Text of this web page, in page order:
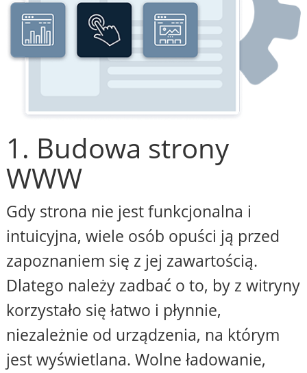
1. Budowa strony
WWW
Gdy strona nie jest funkcjonalna i
intuicyjna, wiele osób opuści ją przed
zapoznaniem się z jej zawartością.
Dlatego należy zadbać o to, by z witryny
korzystało się łatwo i płynnie,
niezależnie od urządzenia, na którym
jest wyświetlana. Wolne ładowanie,